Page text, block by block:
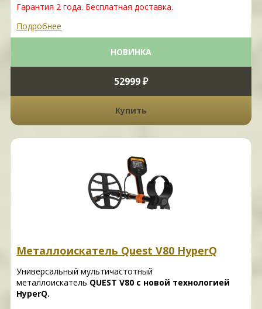
Гарантия 2 года. Бесплатная доставка.
Подробнее
НОВИНКА
52999 ₽
Купить
Металлоискатель Quest V80 HyperQ
Универсальный мультичастотный
металлоискатель QUEST V80 с новой технологией
HyperQ.